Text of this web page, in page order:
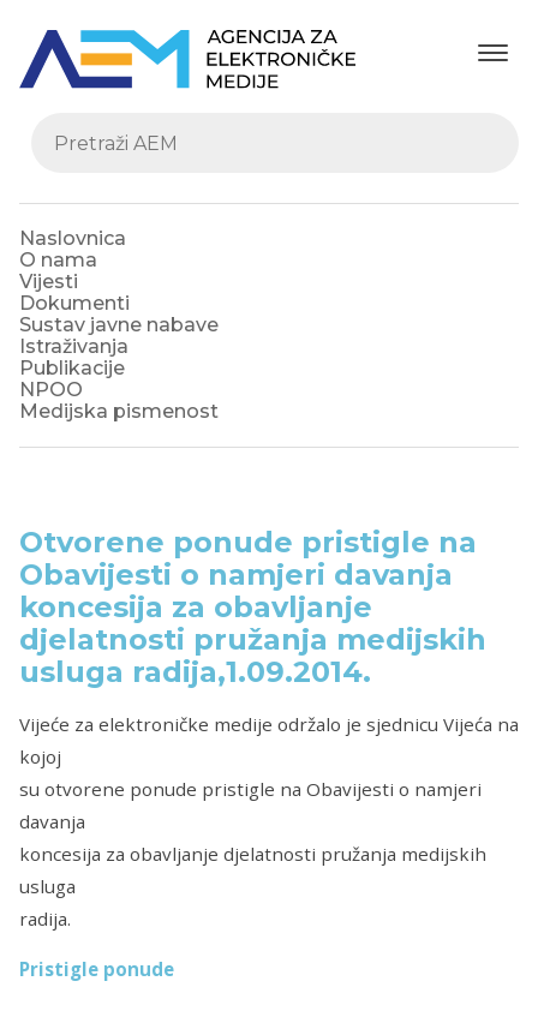
Naslovnica
O nama
Vijesti
Dokumenti
Sustav javne nabave
Istraživanja
Publikacije
NPOO
Medijska pismenost
Otvorene ponude pristigle na
Obavijesti o namjeri davanja
koncesija za obavljanje
djelatnosti pružanja medijskih
usluga radija,1.09.2014.
Vijeće za elektroničke medije održalo je sjednicu Vijeća na
kojoj
su otvorene ponude pristigle na Obavijesti o namjeri
davanja
koncesija za obavljanje djelatnosti pružanja medijskih
usluga
radija.
Pristigle ponude